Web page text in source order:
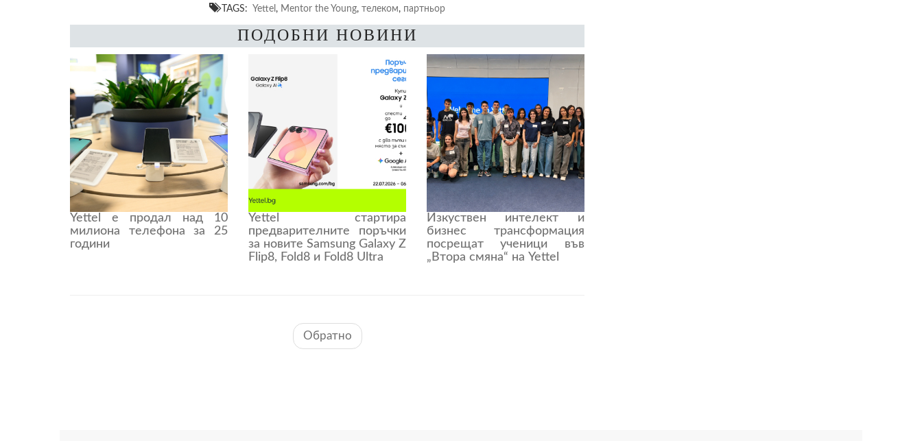
TAGS: Yettel , Mentor the Young, телеком, партньор
ПОДОБНИ НОВИНИ
Yettel е продал над 10
милиона телефона за 25
години
Yettel стартира
предварителните поръчки
за новите Samsung Galaxy Z
Flip8, Fold8 и Fold8 Ultra
Изкуствен интелект и
бизнес трансформация
посрещат ученици във
„Втора смяна“ на Yettel
Обратно